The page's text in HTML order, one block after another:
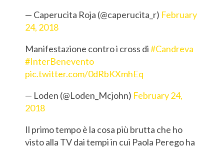
— Caperucita Roja (@caperucita_r) February
24, 2018
Manifestazione contro i cross di#Candreva
#InterBenevento
pic.twitter.com/0dRbKXmhEq
— Loden (@Loden_Mcjohn) February 24,
2018
Il primo tempo è la cosa più brutta che ho
visto alla TV dai tempi in cui Paola Perego ha